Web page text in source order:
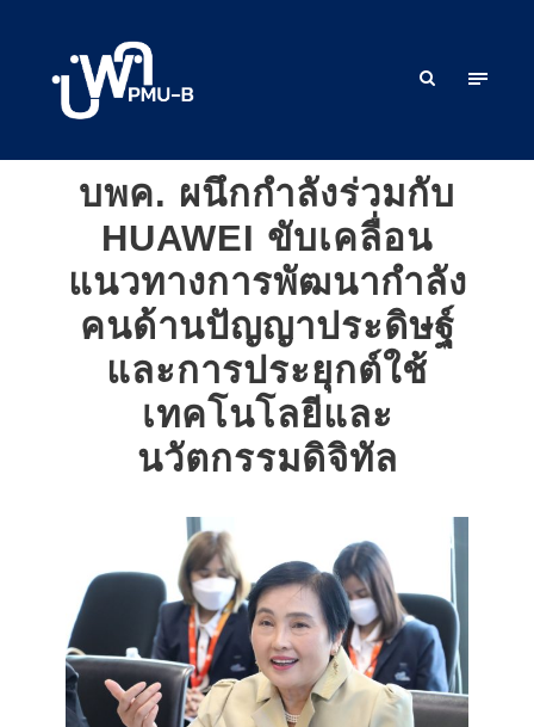
บพค. ผนึกกำลังร่วมกับ
HUAWEI ขับเคลื่อน
แนวทางการพัฒนากำลัง
คนด้านปัญญาประดิษฐ์
และการประยุกต์ใช้
เทคโนโลยีและ
นวัตกรรมดิจิทัล